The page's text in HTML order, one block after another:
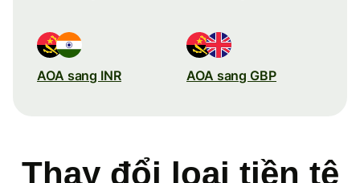
AOA sang INR AOA sang GBP
Thay đổi loại tiền tệ